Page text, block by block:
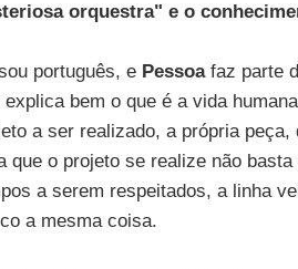
orquestra" e o
português, e Pessoa faz parte
explica bem o que é a vida
a ser realizado, a própria
que o projeto se realize não
a serem respeitados, a linha
a mesma coisa.